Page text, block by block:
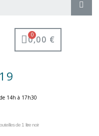
0,00 €
14h à 17h30
de 1 litre noir